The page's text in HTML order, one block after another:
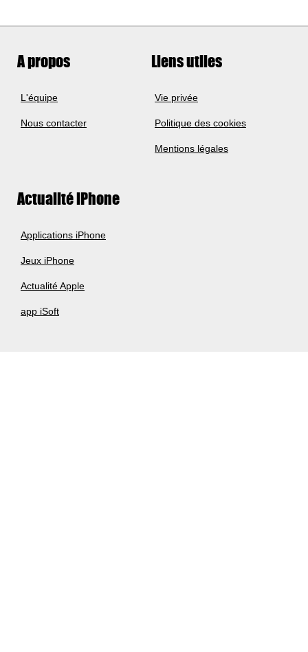
A propos
L'équipe
Nous contacter
Liens utiles
Vie privée
Politique des cookies
Mentions légales
Actualité iPhone
Applications iPhone
Jeux iPhone
Actualité Apple
app iSoft